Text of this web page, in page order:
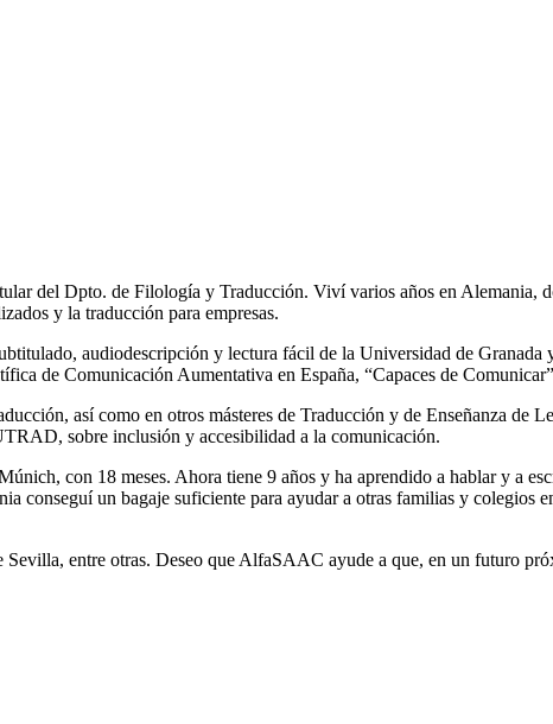
del Dpto. de Filología y Traducción. Viví varios años en Alemania,
y la traducción para empresas.
audiodescripción y lectura fácil de la Universidad de Granada
de Comunicación Aumentativa en España, “Capaces de
así como en otros másteres de Traducción y de Enseñanza de
sobre inclusión y accesibilidad a la comunicación.
con 18 meses. Ahora tiene 9 años y ha aprendido a hablar y a
conseguí un bagaje suficiente para ayudar a otras familias y colegios
entre otras. Deseo que AlfaSAAC ayude a que, en un futuro